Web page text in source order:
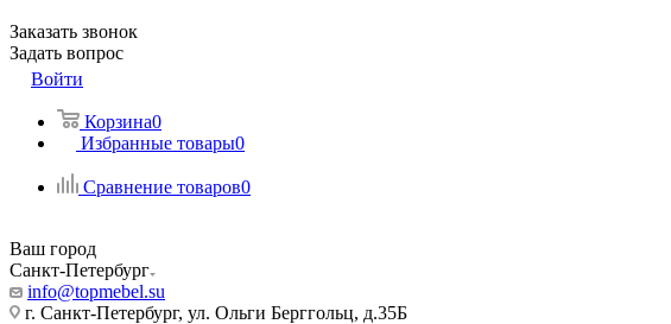
Заказать звонок
Задать вопрос
Войти
Корзина0
Избранные товары0
Сравнение товаров0
Ваш город
Санкт-Петербург
info@topmebel.su
г. Санкт-Петербург, ул. Ольги Берггольц, д.35Б